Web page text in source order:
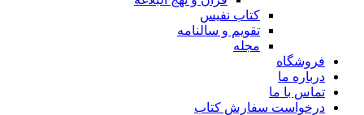
کتاب نفیس
تقویم و سالنامه
مجله
فروشگاه
درباره ما
تماس با ما
درخواست سفارش کتاب